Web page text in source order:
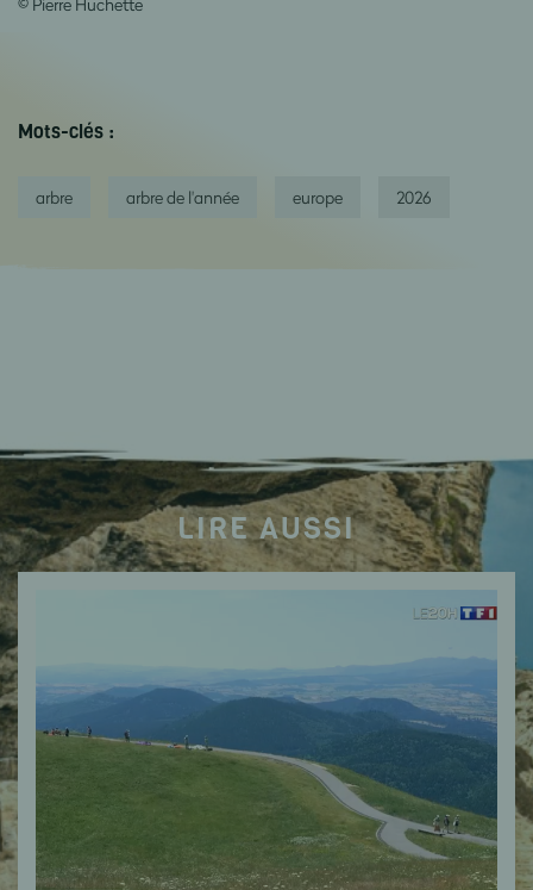
Mots-clés :
arbre arbre de l'année europe 2026
LIRE AUSSI